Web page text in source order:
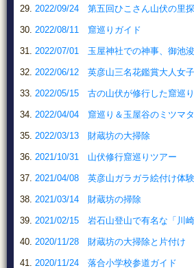
2022/09/24 第五回ひこさん山伏の里
2022/08/11 窟巡りガイド
2022/07/01 玉屋神社での神事、御池
2022/06/12 英彦山三名花鑑賞大人女
2022/05/15 古の山伏が修行した窟巡
2022/04/04 窟巡り＆玉屋谷のミツマ
2022/03/13 財蔵坊の大掃除
2021/10/31 山伏修行窟巡りツアー
2021/04/08 英彦山ガラガラ絵付け体験
2021/03/14 財蔵坊の掃除
2021/02/15 岩石山登山で有名な「川
2020/11/28 財蔵坊の大掃除と片付け
2020/11/24 落合小学校参道ガイド